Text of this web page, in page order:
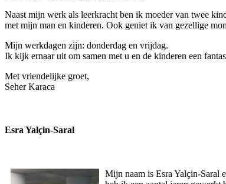
Naast mijn werk als leerkracht ben ik moeder van twee
met mijn man en kinderen. Ook geniet ik van gezellige
Mijn werkdagen zijn: donderdag en vrijdag.
Ik kijk ernaar uit om samen met u en de kinderen een
Met vriendelijke groet,
Seher Karaca
Esra Yalçin-Saral
Mijn naam is Esra Yalçin-Saral